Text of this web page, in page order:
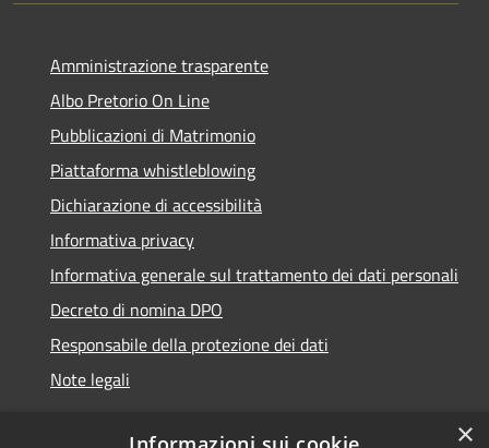
Amministrazione trasparente
Albo Pretorio On Line
Pubblicazioni di Matrimonio
Piattaforma whistleblowing
Dichiarazione di accessibilità
Informativa privacy
Informativa generale sul trattamento dei dati personali
Decreto di nomina DPO
Responsabile della protezione dei dati
Note legali
×